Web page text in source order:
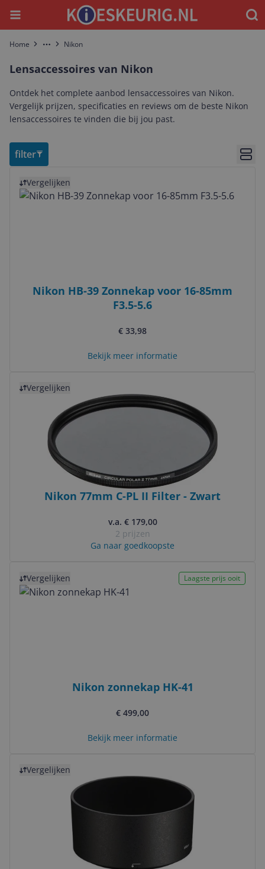
Menu
Home More Nikon
Lensaccessoires van Nikon
Ontdek het complete aanbod lensaccessoires van Nikon.
Vergelijk prijzen, specificaties en reviews om de beste Nikon
lensaccessoires te vinden die bij jou past.
filter
Vergelijken
Nikon HB-39 Zonnekap voor 16-85mm
F3.5-5.6
€ 33,98
Bekijk meer informatie
Vergelijken
Nikon 77mm C-PL II Filter - Zwart
v.a. € 179,00
2 prijzen
Ga naar goedkoopste
Vergelijken Laagste prijs ooit
Nikon zonnekap HK-41
€ 499,00
Bekijk meer informatie
Vergelijken